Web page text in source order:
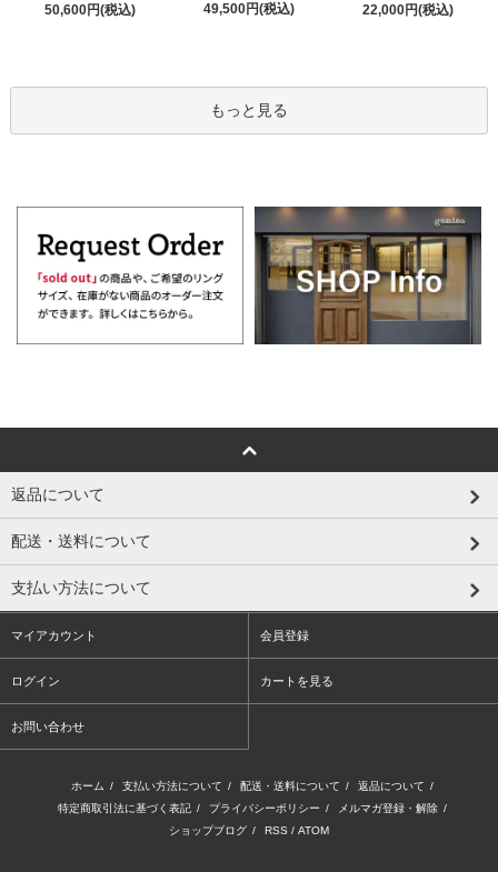
50,600円(税込)
49,500円(税込)
22,000円(税込)
もっと見る
返品について
配送・送料について
支払い方法について
マイアカウント 会員登録
ログイン カートを見る
お問い合わせ
ホーム / 支払い方法について / 配送・送料について / 返品について /
特定商取引法に基づく表記 / プライバシーポリシー / メルマガ登録・解除 /
ショップブログ / RSS / ATOM